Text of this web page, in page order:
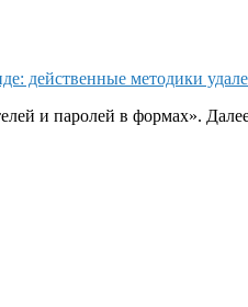
действенные методики
и паролей в формах».